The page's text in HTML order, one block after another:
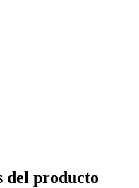
del producto